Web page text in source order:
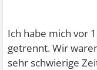
Ich habe mich vor
getrennt. Wir
sehr schwierige